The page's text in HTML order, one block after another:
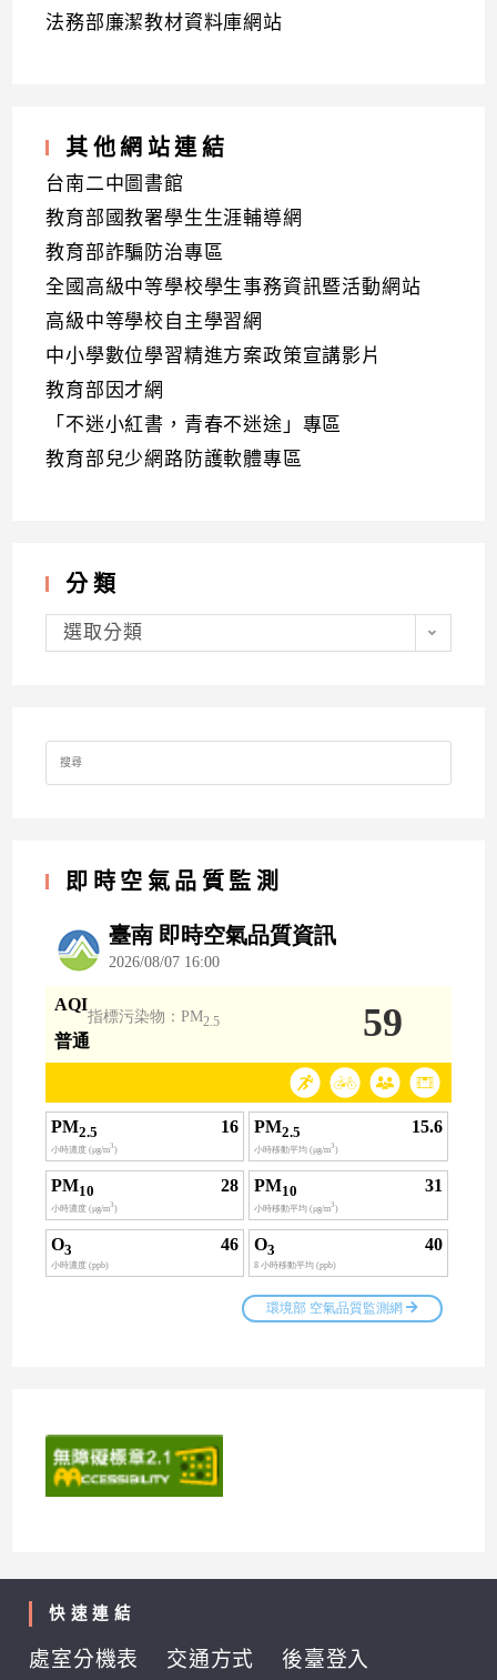
法務部廉潔教材資料庫網站
其他網站連結
台南二中圖書館
教育部國教署學生生涯輔導網
教育部詐騙防治專區
全國高級中等學校學生事務資訊暨活動網站
高級中等學校自主學習網
中小學數位學習精進方案政策宣講影片
教育部因才網
「不迷小紅書，青春不迷途」專區
教育部兒少網路防護軟體專區
分類
分
類選取分類
Search
for:
即時空氣品質監測
快速連結
處室分機表 交通方式 後臺登入